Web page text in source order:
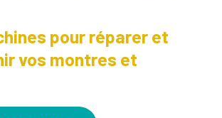
pour réparer et
vos montres et